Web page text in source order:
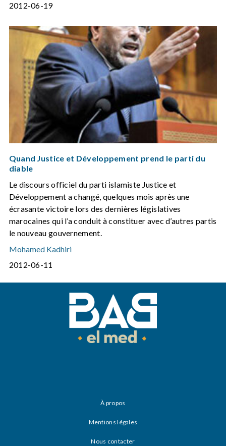
2012-06-19
Quand Justice et Développement prend le parti du
diable
Le discours officiel du parti islamiste Justice et
Développement a changé, quelques mois après une
écrasante victoire lors des dernières législatives
marocaines qui l’a conduit à constituer avec d’autres partis
le nouveau gouvernement.
Mohamed Kadhiri
2012-06-11
À propos
Mentions légales
Nous contacter